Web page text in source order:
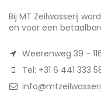
Bij MT Zeilwasserij
en voor een
Weerenweg 39 -
Tel: +31 6 441 333